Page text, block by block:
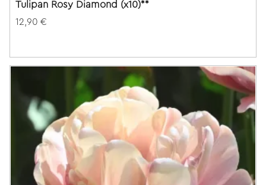
Tulipan Rosy Diamond (x10)**
12,90 €